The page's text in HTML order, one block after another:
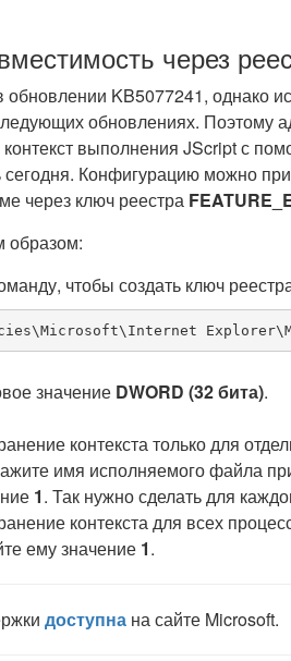
через
обновлении KB5077241, однако
обновлениях. Поэтому
выполнения JScript с
Конфигурацию можно
через ключ реестра
образом:
чтобы создать ключ
значение DWORD (32 бита).
контекста только для
имя исполняемого файла
1. Так нужно сделать для
контекста для всех
ему значение 1.
доступна на сайте Microsoft.